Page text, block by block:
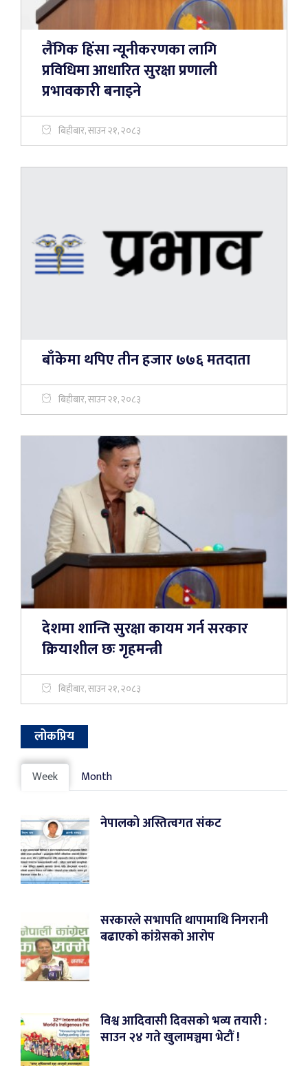
लैंगिक हिंसा न्यूनीकरणका लागि
प्रविधिमा आधारित सुरक्षा प्रणाली
प्रभावकारी बनाइने
बिहीबार, साउन २१, २०८३
बाँकेमा थपिए तीन हजार ७७६ मतदाता
बिहीबार, साउन २१, २०८३
देशमा शान्ति सुरक्षा कायम गर्न सरकार
क्रियाशील छः गृहमन्त्री
बिहीबार, साउन २१, २०८३
लोकप्रिय
Week Month
नेपालको अस्तित्वगत संकट
सरकारले सभापति थापामाथि निगरानी
बढाएको कांग्रेसको आरोप
विश्व आदिवासी दिवसको भव्य तयारी :
साउन २४ गते खुलामञ्चमा भेटौं !